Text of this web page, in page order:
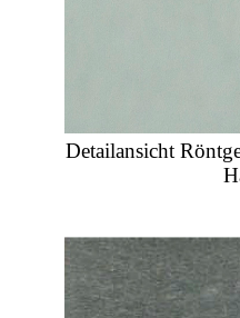
Detailansicht